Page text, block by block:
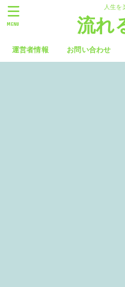
人生を
流れ
運営者情報 お問い合わせ
MENU